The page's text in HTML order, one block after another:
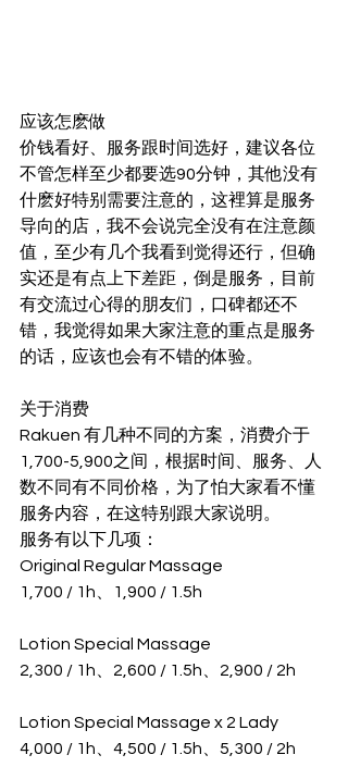
应该怎麽做
价钱看好、服务跟时间选好，建议各位
不管怎样至少都要选90分钟，其他没有
什麽好特别需要注意的，这裡算是服务
导向的店，我不会说完全没有在注意颜
值，至少有几个我看到觉得还行，但确
实还是有点上下差距，倒是服务，目前
有交流过心得的朋友们，口碑都还不
错，我觉得如果大家注意的重点是服务
的话，应该也会有不错的体验。
关于消费
Rakuen 有几种不同的方案，消费介于
1,700-5,900之间，根据时间、服务、人
数不同有不同价格，为了怕大家看不懂
服务内容，在这特别跟大家说明。
服务有以下几项：
Original Regular Massage
1,700 / 1h、1,900 / 1.5h
Lotion Special Massage
2,300 / 1h、2,600 / 1.5h、2,900 / 2h
Lotion Special Massage x 2 Lady
4,000 / 1h、4,500 / 1.5h、5,300 / 2h